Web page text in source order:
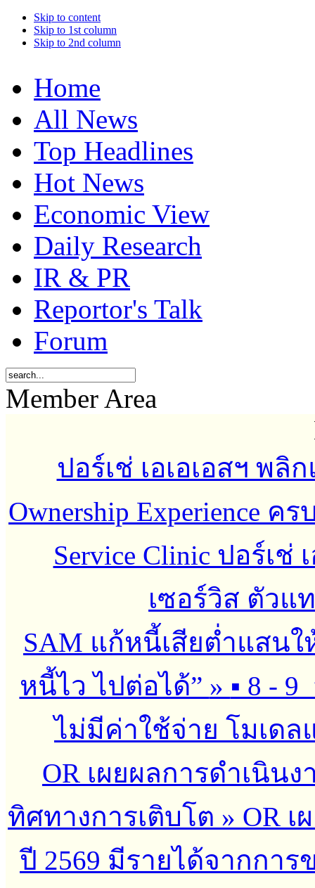
Skip to content
Skip to 1st column
Skip to 2nd column
Home
All News
Top Headlines
Hot News
Economic View
Daily Research
IR & PR
Reportor's Talk
Forum
Member Area
ปอร์เช่ เอเอเอสฯ พลิ
Ownership Experience ค
Service Clinic ปอร์เช่
เซอร์วิส ตัวแ
SAM แก้หนี้เสียต่ำแสน
หนี้ไว ไปต่อได้” » ▪︎ 8 -
ไม่มีค่าใช้จ่าย โมเดล
OR เผยผลการดำเนิน
ทิศทางการเติบโต » OR
ปี 2569 มีรายได้จากการ